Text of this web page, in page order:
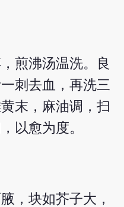
煎沸汤温洗。良
刺去血，再洗三
末，麻油调，扫
以愈为度。
，块如芥子大，